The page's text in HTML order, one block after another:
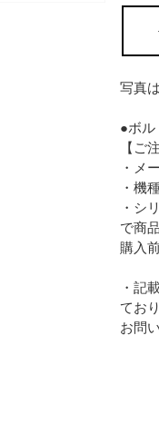
写真
●ボル
【ご
・メ
・機
・シ
で商
購入
・記
てお
お問